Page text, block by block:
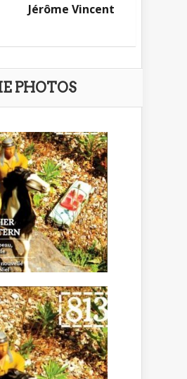
Jérôme Vincent
PHOTOS